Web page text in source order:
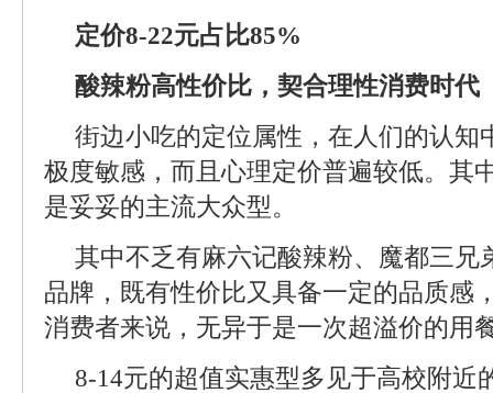
定价8-22元占比85%
酸辣粉高性价比，契合理性消费时代
街边小吃的定位属性，在人们的认知
极度敏感，而且心理定价普遍较低。其
是妥妥的主流大众型。
其中不乏有麻六记酸辣粉、魔都三兄
品牌，既有性价比又具备一定的品质感
消费者来说，无异于是一次超溢价的用
8-14元的超值实惠型多见于高校附近